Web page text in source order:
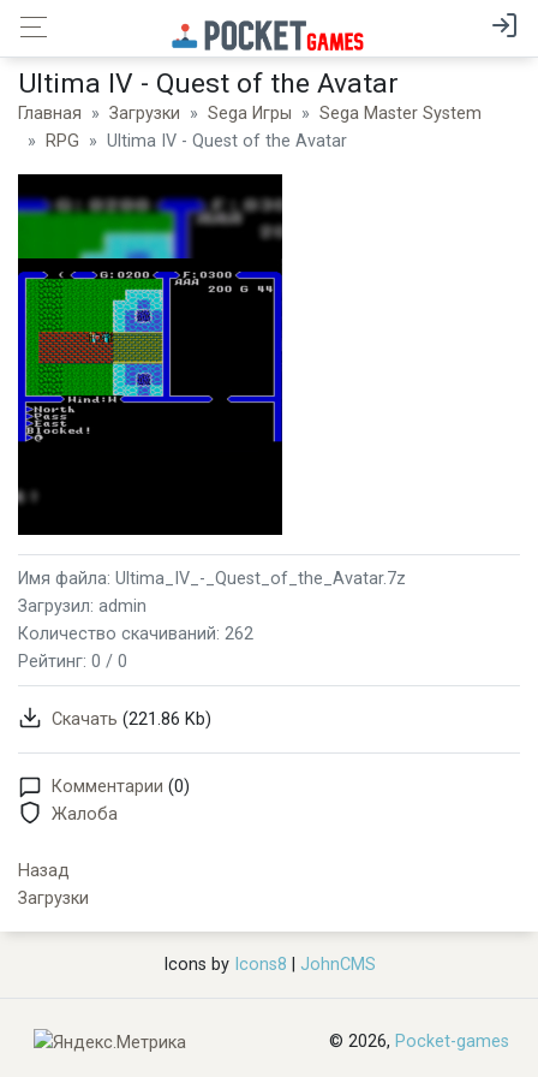
Ultima IV - Quest of the Avatar
Главная Загрузки Sega Игры
Sega Master System
RPG
Ultima IV - Quest of the Avatar
Имя файла: Ultima_IV_-_Quest_of_the_Avatar.7z
Загрузил: admin
Количество скачиваний: 262
Рейтинг: 0 / 0
Скачать (221.86 Kb)
Комментарии (0)
Жалоба
Назад
Загрузки
Icons byIcons8 JohnCMS
© 2026, Pocket-games